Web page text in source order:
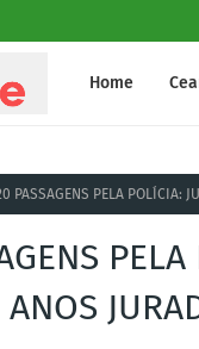
Home
PASSAGENS PELA POLÍCIA: